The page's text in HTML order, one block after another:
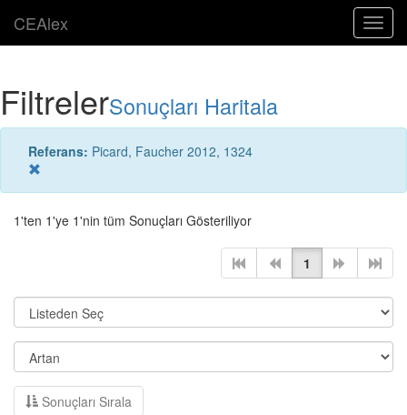
CEAlex
FiltrelerSonuçları Haritala
Referans: Picard, Faucher 2012, 1324
1'ten 1'ye 1'nin tüm Sonuçları Gösteriliyor
1
Sonuçları Sırala